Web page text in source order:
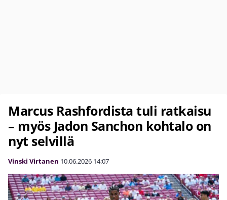
Marcus Rashfordista tuli ratkaisu
– myös Jadon Sanchon kohtalo on
nyt selvillä
Vinski Virtanen 10.06.2026 14:07